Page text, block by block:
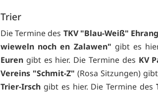
Trier
Die Termine des TKV "Blau-Weiß" Ehrang
wieweln noch en Zalawen" gibt es
Euren gibt es hier. Die Termine des KV
Vereins "Schmit-Z" (Rosa Sitzungen)
Trier-Irsch gibt es hier. Die Termine des